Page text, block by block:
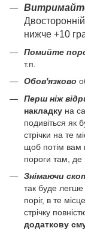
нижче +10
Помийте
т.п.
Обов'язково
Перш ніж
накладку на
подивіться як
стрічки на те
щоб потім вам
пороги там, де
Знімаючи
так буде
поріг, в те
стрічку
додаткову